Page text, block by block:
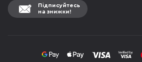
Підписуйтесь
на знижки!